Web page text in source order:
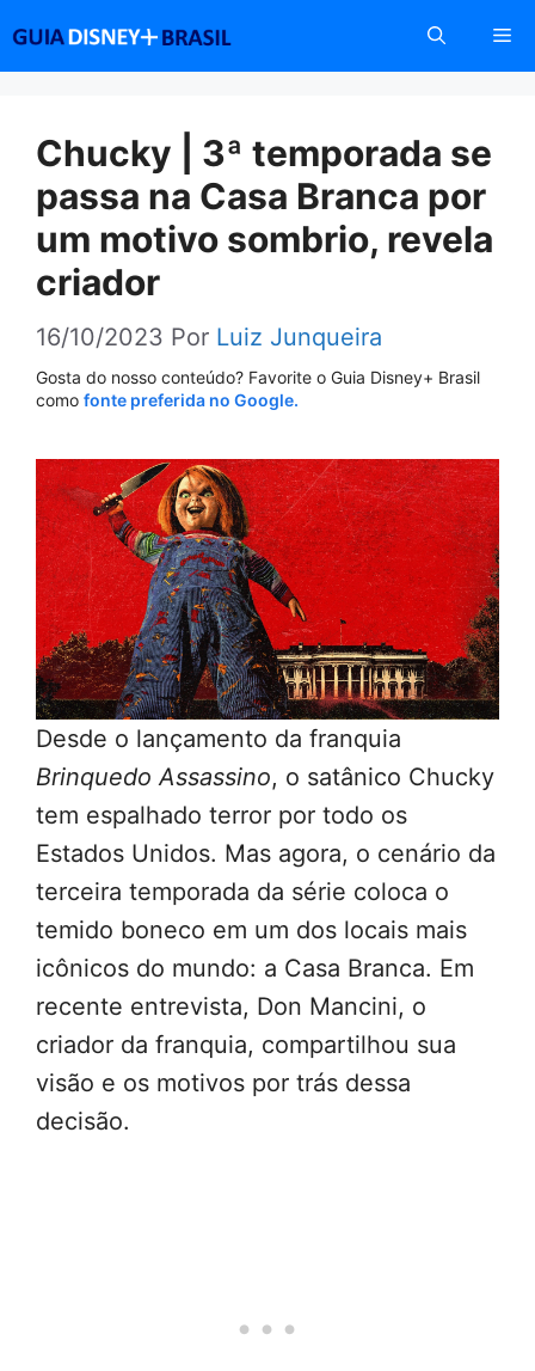
conteúdo
Chucky | 3ª temporada se
passa na Casa Branca por
um motivo sombrio, revela
criador
16/10/2023 Por Luiz Junqueira
Gosta do nosso conteúdo? Favorite o Guia Disney+ Brasil
como fonte preferida no Google.
Desde o lançamento da franquia
Brinquedo Assassino, o satânico Chucky
tem espalhado terror por todo os
Estados Unidos. Mas agora, o cenário da
terceira temporada da série coloca o
temido boneco em um dos locais mais
icônicos do mundo: a Casa Branca. Em
recente entrevista, Don Mancini, o
criador da franquia, compartilhou sua
visão e os motivos por trás dessa
decisão.